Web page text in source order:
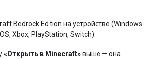
Bedrock Edition на устройстве (Windows
Xbox, PlayStation, Switch).
«Открыть в Minecraft»выше — она